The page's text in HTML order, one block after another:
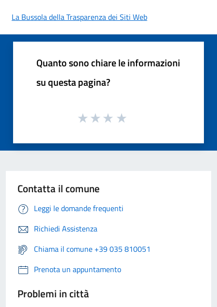
La Bussola della Trasparenza dei Siti Web
Quanto sono chiare le informazioni
su questa pagina?
Contatta il comune
Leggi le domande frequenti
Richiedi Assistenza
Chiama il comune +39 035 810051
Prenota un appuntamento
Problemi in città